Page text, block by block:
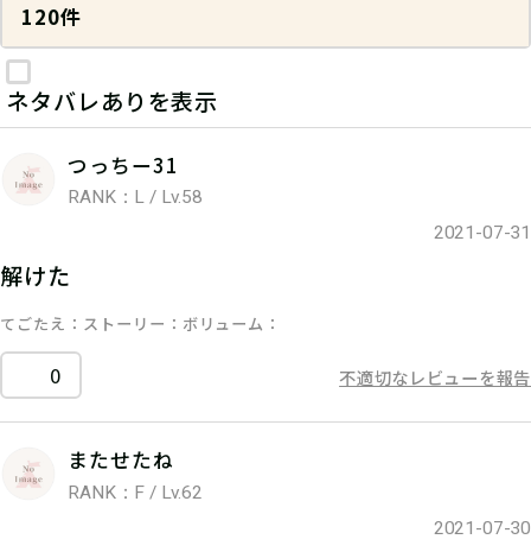
120件
ネタバレありを表示
つっちー31
RANK：L / Lv.58
2021-07-31
解けた
てごたえ ストーリー ボリューム
0 不適切なレビューを報告
またせたね
RANK：F / Lv.62
2021-07-30